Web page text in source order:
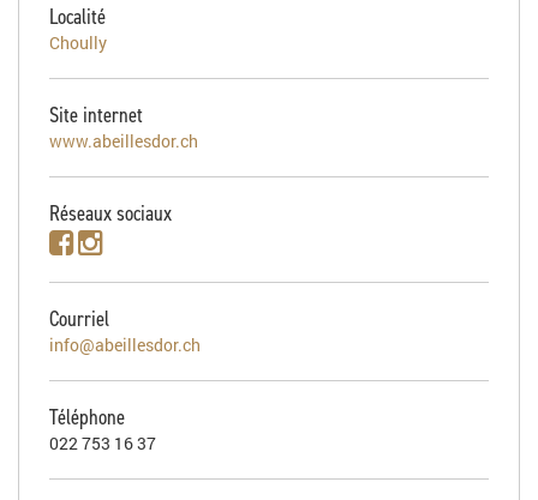
Localité
Choully
Site internet
www.abeillesdor.ch
Réseaux sociaux
Courriel
info@abeillesdor.ch
Téléphone
022 753 16 37